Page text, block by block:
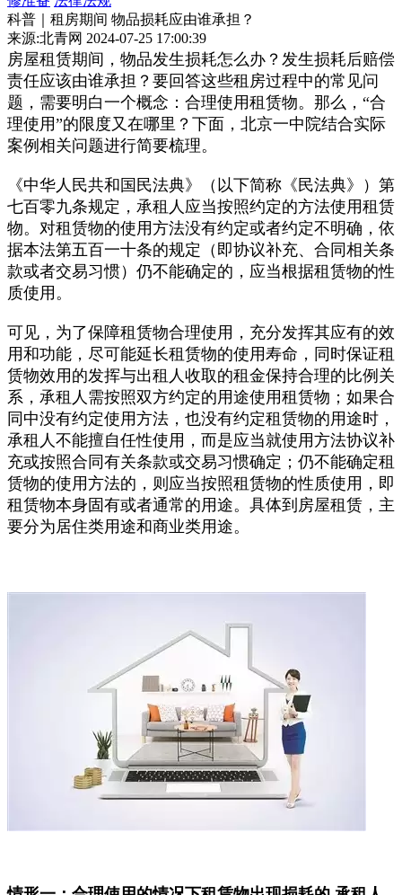
科普｜租房期间 物品损耗应由谁承担？
来源:北青网 2024-07-25 17:00:39
房屋租赁期间，物品发生损耗怎么办？发生损耗后赔偿
责任应该由谁承担？要回答这些租房过程中的常见问
题，需要明白一个概念：合理使用租赁物。那么，“合
理使用”的限度又在哪里？下面，北京一中院结合实际
案例相关问题进行简要梳理。
《中华人民共和国民法典》（以下简称《民法典》）第
七百零九条规定，承租人应当按照约定的方法使用租赁
物。对租赁物的使用方法没有约定或者约定不明确，依
据本法第五百一十条的规定（即协议补充、合同相关条
款或者交易习惯）仍不能确定的，应当根据租赁物的性
质使用。
可见，为了保障租赁物合理使用，充分发挥其应有的效
用和功能，尽可能延长租赁物的使用寿命，同时保证租
赁物效用的发挥与出租人收取的租金保持合理的比例关
系，承租人需按照双方约定的用途使用租赁物；如果合
同中没有约定使用方法，也没有约定租赁物的用途时，
承租人不能擅自任性使用，而是应当就使用方法协议补
充或按照合同有关条款或交易习惯确定；仍不能确定租
赁物的使用方法的，则应当按照租赁物的性质使用，即
租赁物本身固有或者通常的用途。具体到房屋租赁，主
要分为居住类用途和商业类用途。